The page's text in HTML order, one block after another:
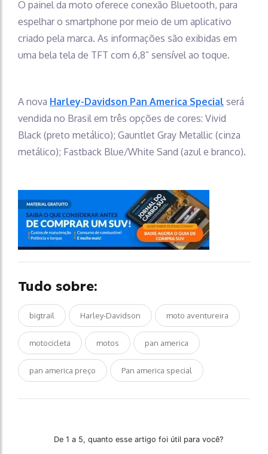
O painel da moto oferece conexão Bluetooth, para
espelhar o smartphone por meio de um aplicativo
criado pela marca. As informações são exibidas em
uma bela tela de TFT com 6,8” sensível ao toque.
A nova Harley-Davidson Pan America Special será
vendida no Brasil em três opções de cores: Vivid
Black (preto metálico); Gauntlet Gray Metallic (cinza
metálico); Fastback Blue/White Sand (azul e branco).
Tudo sobre:
bigtrail Harley-Davidson moto aventureira
motocicleta motos pan america
pan america preço Pan america special
De 1 a 5, quanto esse artigo foi útil para você?